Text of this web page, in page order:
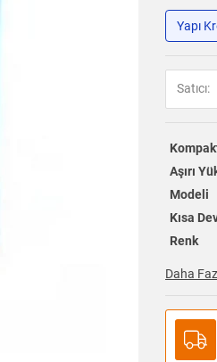
Yapı
Satıcı:
Aşırı
Modeli
Kısa
Renk
Daha